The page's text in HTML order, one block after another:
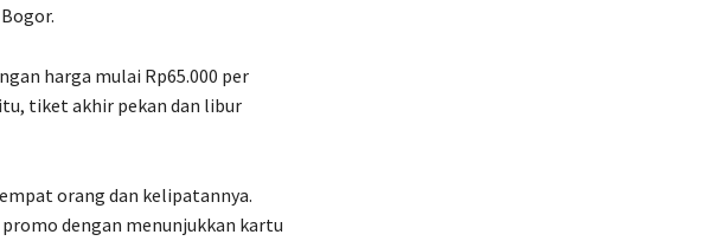
harga mulai Rp65.000 per
tiket akhir pekan dan libur
orang dan kelipatannya.
promo dengan menunjukkan kartu